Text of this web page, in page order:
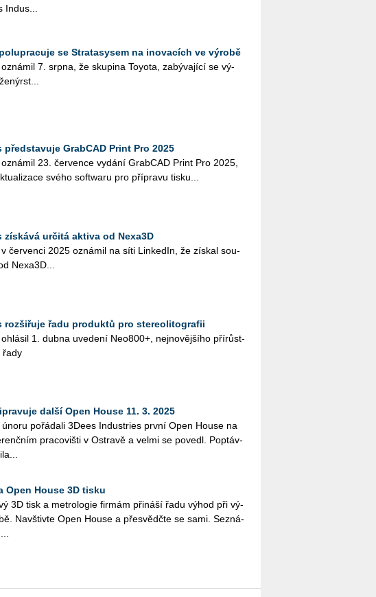
In­dus...
se Stratasysem na inovacích ve výrobě
7. srpna, že sku­pi­na To­yo­ta, za­bý­va­jí­cí se vý­
představuje GrabCAD Print Pro 2025
23. čer­ven­ce vy­dá­ní Grab­CAD Print Pro 2025,
svého soft­wa­ru pro pří­pra­vu tisku...
získává určitá aktiva od Nexa3D
čer­ven­ci 2025 ozná­mil na síti Lin­ke­dIn, že zís­kal sou­
Nexa­3D...
rozšiřuje řadu produktů pro stereolitografii
1. dubna uve­de­ní Neo­800+, nej­no­věj­ší­ho pří­růst­
řady
další Open House 11. 3. 2025
po­řá­da­li 3Dees In­dustries první Open House na
pra­co­viš­ti v Os­t­ra­vě a velmi se po­ve­dl. Po­ptáv­
Open House 3D tisku
3D tisk a me­t­ro­lo­gie fir­mám při­ná­ší řadu výhod při vý­
Na­vštiv­te Open House a pře­svědč­te se sami. Se­zná­